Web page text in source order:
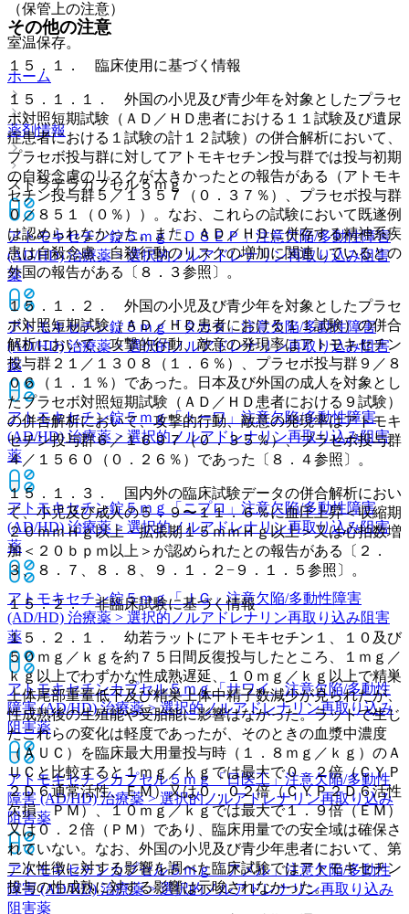
（保管上の注意）
室温保存。
ホーム
薬剤情報
ストラテラカプセル５ｍｇ
アトモキセチン錠５ｍｇ「ＤＳＥＰ」 注意欠陥/多動性障害
(AD/HD) 治療薬 > 選択的ノルアドレナリン再取り込み阻害
薬
アトモキセチン錠５ｍｇ「タカタ」注意欠陥/多動性障害
(AD/HD) 治療薬 > 選択的ノルアドレナリン再取り込み阻害
薬
アトモキセチン錠５ｍｇ「トーワ」 注意欠陥/多動性障害
(AD/HD) 治療薬 > 選択的ノルアドレナリン再取り込み阻害
薬
アトモキセチン錠５ｍｇ「ニプロ」 注意欠陥/多動性障害
(AD/HD) 治療薬 > 選択的ノルアドレナリン再取り込み阻害
薬
アトモキセチン錠５ｍｇ「ＪＧ」 注意欠陥/多動性障害
(AD/HD) 治療薬 > 選択的ノルアドレナリン再取り込み阻害
薬
アトモキセチンカプセル５ｍｇ「サワイ」注意欠陥/多動性
障害 (AD/HD) 治療薬 > 選択的ノルアドレナリン再取り込み
阻害薬
アトモキセチンカプセル５ｍｇ「日医工」注意欠陥/多動性
障害 (AD/HD) 治療薬 > 選択的ノルアドレナリン再取り込み
阻害薬
アトモキセチンカプセル５ｍｇ「アメル」注意欠陥/多動性
障害 (AD/HD) 治療薬 > 選択的ノルアドレナリン再取り込み
阻害薬
その他の注意
１５．１． 臨床使用に基づく情報
１５．１．１． 外国の小児及び青少年を対象としたプラセ
ボ対照短期試験（ＡＤ／ＨＤ患者における１１試験及び遺尿
症患者における１試験の計１２試験）の併合解析において、
プラセボ投与群に対してアトモキセチン投与群では投与初期
の自殺念慮のリスクが大きかったとの報告がある（アトモキ
セチン投与群５／１３５７（０．３７％）、プラセボ投与群
０／８５１（０％））。なお、これらの試験において既遂例
は認められなかった。また、ＡＤ／ＨＤに併存する精神系疾
患は自殺念慮、自殺行動のリスクの増加に関連しているとの
外国の報告がある〔８．３参照〕。
１５．１．２． 外国の小児及び青少年を対象としたプラセ
ボ対照短期試験（ＡＤ／ＨＤ患者における１１試験）の併合
解析において、攻撃的行動、敵意の発現率はアトモキセチン
投与群２１／１３０８（１．６％）、プラセボ投与群９／８
０６（１．１％）であった。日本及び外国の成人を対象とし
たプラセボ対照短期試験（ＡＤ／ＨＤ患者における９試験）
の併合解析において、攻撃的行動、敵意の発現率はアトモキ
セチン投与群６／１６９７（０．３５％）、プラセボ投与群
４／１５６０（０．２６％）であった〔８．４参照〕。
１５．１．３． 国内外の臨床試験データの併合解析におい
て、小児及び成人の５．９〜１１．６％に血圧上昇＜収縮期
２０ｍｍＨｇ以上・拡張期１５ｍｍＨｇ以上＞又は心拍数増
加＜２０ｂｐｍ以上＞が認められたとの報告がある〔２．
３、８．７、８．８、９．１．２−９．１．５参照〕。
１５．２． 非臨床試験に基づく情報
１５．２．１． 幼若ラットにアトモキセチン１、１０及び
５０ｍｇ／ｋｇを約７５日間反復投与したところ、１ｍｇ／
ｋｇ以上でわずかな性成熟遅延、１０ｍｇ／ｋｇ以上で精巣
上体尾部重量低下及び精巣上体中精子数減少が見られたが、
性成熟後の生殖能や受胎能に影響はなかった。ラットで生じ
たこれらの変化は軽度であったが、そのときの血漿中濃度
（ＡＵＣ）を臨床最大用量投与時（１．８ｍｇ／ｋｇ）のＡ
ＵＣと比較すると１ｍｇ／ｋｇでは最大で０．２倍（ＣＹＰ
２Ｄ６通常活性、ＥＭ）又は０．０２倍（ＣＹＰ２Ｄ６活性
欠損、ＰＭ）、１０ｍｇ／ｋｇでは最大で１．９倍（ＥＭ）
又は０．２倍（ＰＭ）であり、臨床用量での安全域は確保さ
れていない。なお、外国の小児及び青少年患者において、第
二次性徴に対する影響を調べた臨床試験ではアトモキセチン
投与の性成熟に対する影響は示唆されなかった。